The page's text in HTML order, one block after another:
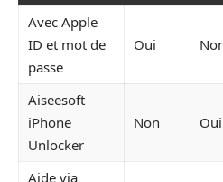
Avec Apple
ID et mot de
passe
Oui
Aiseesoft
iPhone
Unlocker
Non Oui
Aide via